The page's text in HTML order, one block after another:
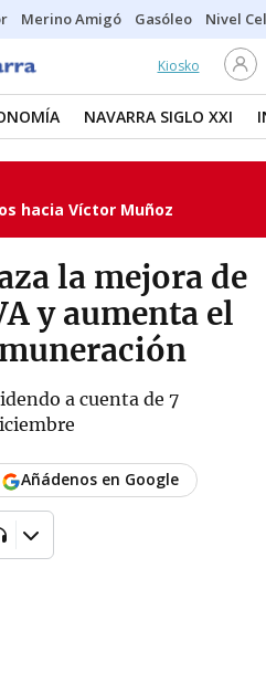
Merino Amigó Gasóleo Nivel
Kiosko
NAVARRA SIGLO XXI
hacia Víctor Muñoz
la mejora de
y aumenta el
a cuenta de 7
Añádenos en Google